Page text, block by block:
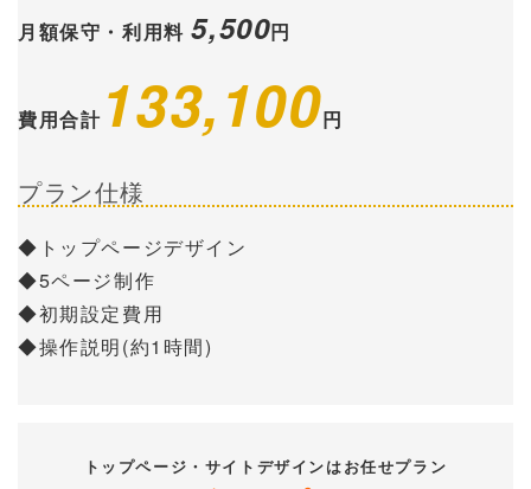
月額保守・利用料5,500円
費用合計 133,100円
プラン仕様
◆トップページデザイン
◆5ページ制作
◆初期設定費用
◆操作説明(約1時間)
トップページ・サイトデザインはお任せプラン